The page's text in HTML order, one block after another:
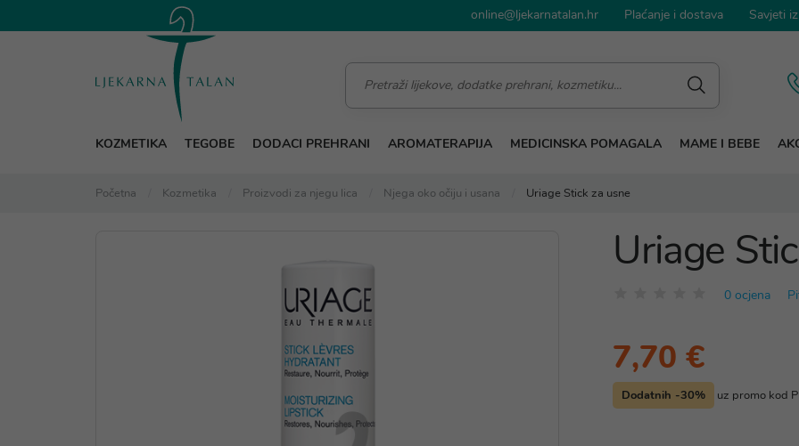
online@ljekarnatalan.hr Plaćanje i dostava Savjeti
KOZMETIKA TEGOBE DODACI PREHRANI AROMATERAPIJA MEDICINSKA POMAGALA MAME I BEBE
Početna Kozmetika Proizvodi za njegu lica Njega oko očiju i usana Uriage Stick za usne
Uriage
0 ocjena
7,70 €
Dodatnih -30% uz promo kod